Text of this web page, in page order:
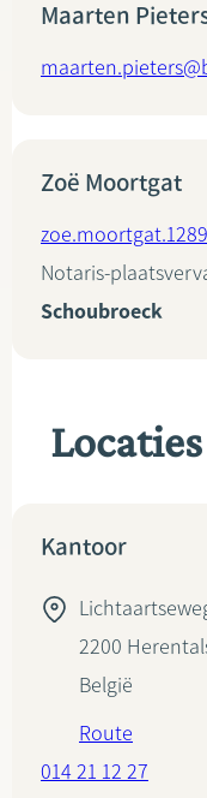
Maarten
Zoë Moortgat
Notaris-
Schoubroeck
Locaties
Kantoor
2200
België
Route
014 21 12 27